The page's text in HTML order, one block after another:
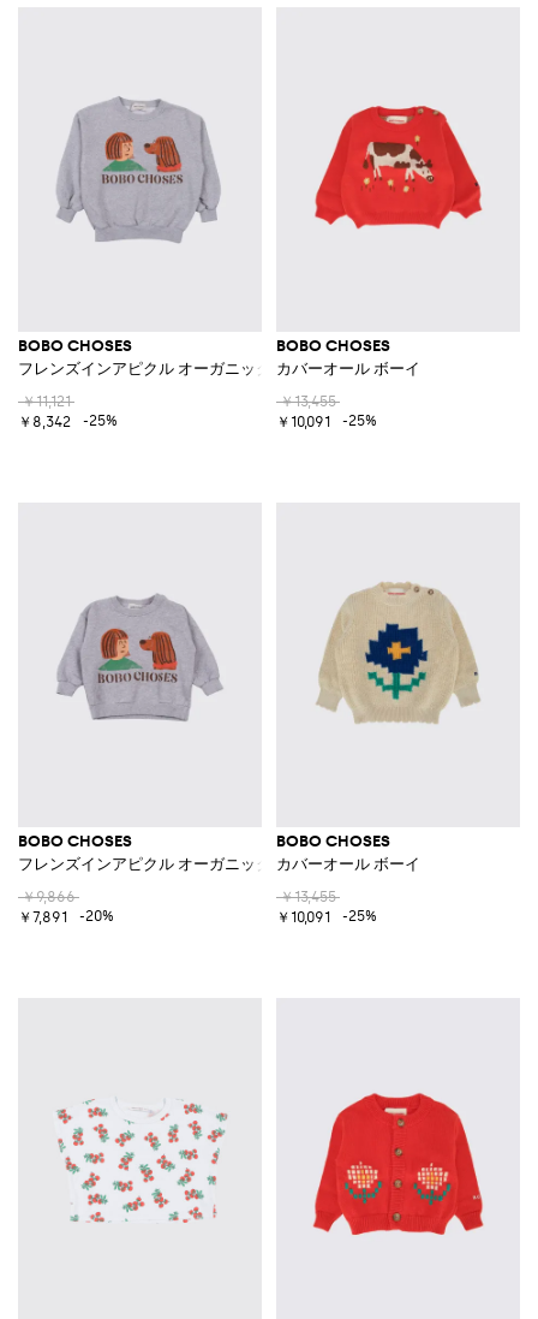
BOBO CHOSES
フレンズインアピクル オーガニックコットンクルーネックスウェットシ
￥11,121
￥8,342
-25%
BOBO CHOSES
カバーオール ボーイ
￥13,455
￥10,091
-25%
BOBO CHOSES
フレンズインアピクル オーガニックコットンクルーネックスウェットシ
￥9,866
￥7,891
-20%
BOBO CHOSES
カバーオール ボーイ
￥13,455
￥10,091
-25%